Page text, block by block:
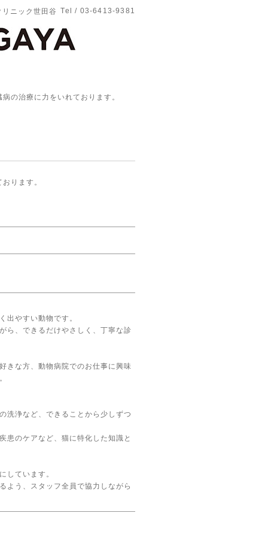
ニック世田谷 Tel / 03-6413-9381
の治療に力をいれております。
ります。
出やすい動物です。
ら、できるだけやさしく、丁寧な診
きな方、動物病院でのお仕事に興味
洗浄など、できることから少しずつ
患のケアなど、猫に特化した知識と
しています。
よう、スタッフ全員で協力しながら